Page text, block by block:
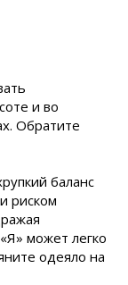
и во
Обратите
баланс
риском
может легко
одеяло на